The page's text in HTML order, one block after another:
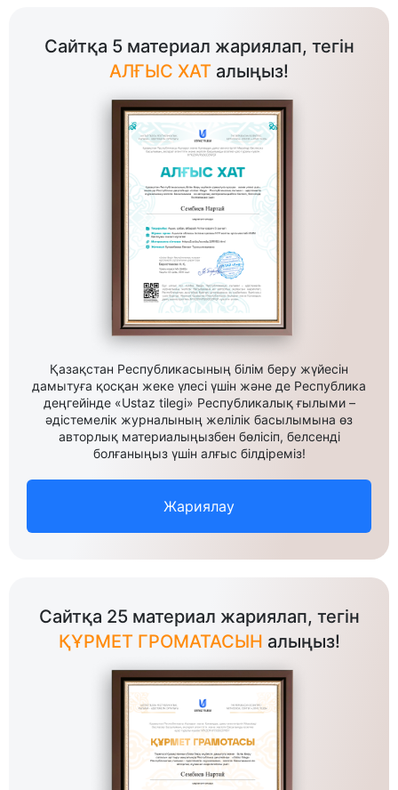
Сайтқа 5 материал жариялап, тегін
АЛҒЫС ХАТ алыңыз!
Қазақстан Республикасының білім беру жүйесін
дамытуға қосқан жеке үлесі үшін және де Республика
деңгейінде «Ustaz tilegi» Республикалық ғылыми –
әдістемелік журналының желілік басылымына өз
авторлық материалыңызбен бөлісіп, белсенді
болғаныңыз үшін алғыс білдіреміз!
Жариялау
Сайтқа 25 материал жариялап, тегін
ҚҰРМЕТ ГРОМАТАСЫН алыңыз!